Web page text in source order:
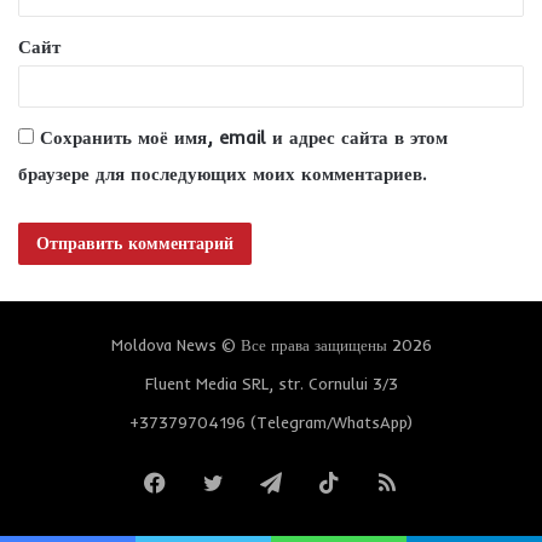
*
Сайт
Сохранить моё имя, email и адрес сайта в этом
браузере для последующих моих комментариев.
Moldova News © Все права защищены 2026
Fluent Media SRL, str. Cornului 3/3
+37379704196 (Telegram/WhatsApp)
FacebookTwitterTelegramTikTokRSS